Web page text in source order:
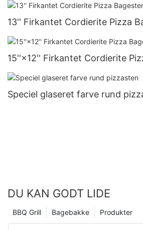
13'' Firkantet Cordierite Pizza
15''×12'' Firkantet Cordierite
Speciel glaseret farve rund
DU KAN GODT LIDE
Produkter
Bagebakke
BBQ Grill